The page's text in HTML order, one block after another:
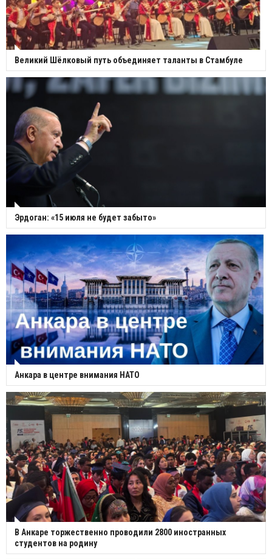
Великий Шёлковый путь объединяет таланты в Стамбуле
Эрдоган: «15 июля не будет забыто»
Анкара в центре внимания НАТО
В Анкаре торжественно проводили 2800 иностранных
студентов на родину